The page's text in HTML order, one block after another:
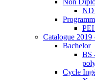
Non
ND
PEI
Catalogue 2019
Bachelor
BS
Cycle